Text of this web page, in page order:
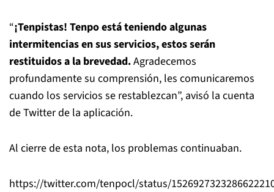
“¡Tenpistas! Tenpo está teniendo algunas
intermitencias en sus servicios, estos serán
restituidos a la brevedad.Agradecemos
profundamente su comprensión, les comunicaremos
cuando los servicios se restablezcan”, avisó la cuenta
de Twitter de la aplicación.
Al cierre de esta nota, los problemas continuaban.
https://twitter.com/tenpocl/status/